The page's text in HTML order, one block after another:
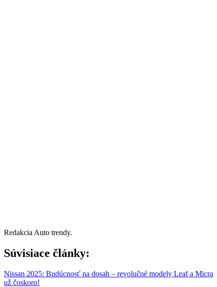
Redakcia Auto trendy.
Súvisiace články:
Nissan 2025: Budúcnosť na dosah – revolučné modely Leaf a Micra
už čoskoro!